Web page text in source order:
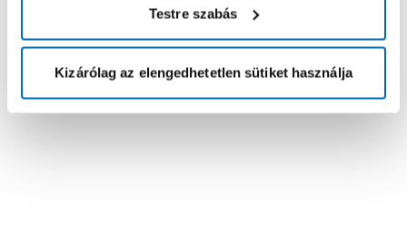
Testre szabás
Kizárólag az elengedhetetlen sütiket használja